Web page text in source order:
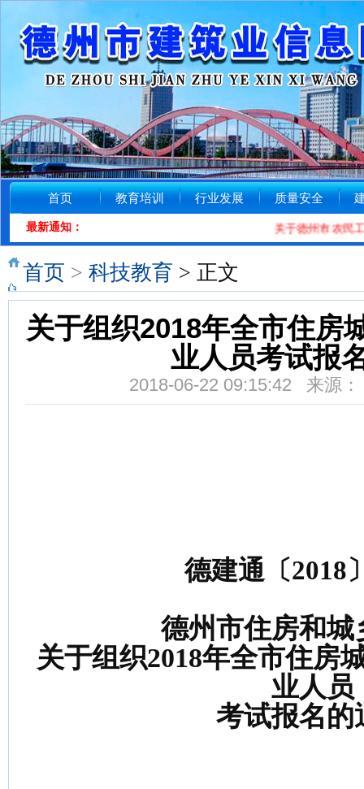
首页 教育培训 行业发展 质量安全
最新通知： 关于德州市农民工工资
首页 > 科技教育 > 正文
关于组织2018年全市住房
业人员考试报
2018-06-22 09:15:42 来源
德建通〔2018
德州市住房和城
关于组织2018年全市住房
业人员
考试报名的